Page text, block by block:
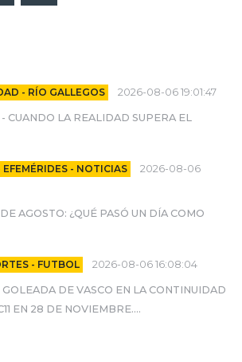
- RÍO GALLEGOS 2026-08-06 19:01:47
CUANDO LA REALIDAD SUPERA EL
- NOTICIAS
2026-08-06
AGOSTO: ¿QUÉ PASÓ UN DÍA COMO
- FUTBOL 2026-08-06 16:08:04
DE VASCO EN LA CONTINUIDAD
EN 28 DE NOVIEMBRE....